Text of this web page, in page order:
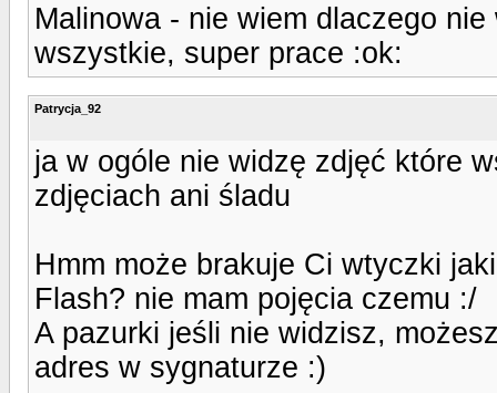
Malinowa - nie wiem dlaczego
wszystkie, super prace :ok:
Patrycja_92
ja w ogóle nie widzę zdjęć które
zdjęciach ani śladu
Hmm może brakuje Ci wtyczki
Flash? nie mam pojęcia czemu :/
A pazurki jeśli nie widzisz,
adres w sygnaturze :)